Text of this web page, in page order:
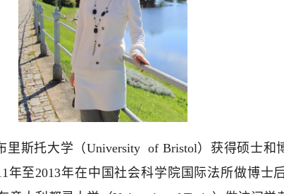
斯托大学（University of Bristol）获得硕士和
年至2013年在中国社会科学院国际法所做博